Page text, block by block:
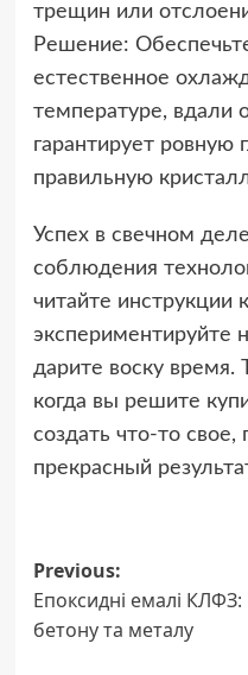
трещин или
Решение:
естественное
температуре, вдали
гарантирует ровную
правильную
Успех в свечном
соблюдения
читайте инструкции
экспериментируйте
дарите воску время.
когда вы решите
создать что-то свое,
прекрасный
Post
navigation
Previous:
Епоксидні емалі
бетону та металу